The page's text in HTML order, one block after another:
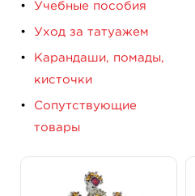
Учебные пособия
Уход за татуажем
Карандаши, помады,
кисточки
Сопутствующие
товары